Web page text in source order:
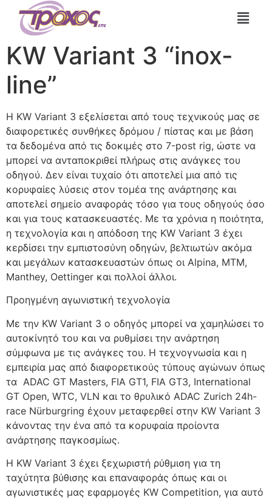
KW Variant 3 “inox-
line”
H KW Variant 3 εξελίσεται από τους τεχνικούς μας σε
διαφορετικές συνθήκες δρόμου / πίστας και με βάση
τα δεδομένα από τις δοκιμές στο 7-post rig, ώστε να
μπορεί να ανταποκριθεί πλήρως στις ανάγκες του
οδηγού. Δεν είναι τυχαίο ότι αποτελεί μια από τις
κορυφαίες λύσεις στον τομέα της ανάρτησης και
αποτελεί σημείο αναφοράς τόσο για τους οδηγούς όσο
και για τους κατασκευαστές. Με τα χρόνια η ποιότητα,
η τεχνολογία και η απόδοση της KW Variant 3 έχει
κερδίσει την εμπιστοσύνη οδηγών, βελτιωτών ακόμα
και μεγάλων κατασκευαστών όπως οι Alpina, MTM,
Manthey, Oettinger και πολλοί άλλοι.
Προηγμένη αγωνιστική τεχνολογία
Με την KW Variant 3 ο οδηγός μπορεί να χαμηλώσει το
αυτοκίνητό του και να ρυθμίσει την ανάρτηση
σύμφωνα με τις ανάγκες του. Η τεχνογνωσία και η
εμπειρία μας από διαφορετικούς τύπους αγώνων όπως
τα ADAC GT Masters, FIA GT1, FIA GT3, International
GT Open, WTC, VLN και το θρυλικό ADAC Zurich 24h-
race Nürburgring έχουν μεταφερθεί στην KW Variant 3
κάνοντας την ένα από τα κορυφαία προίοντα
ανάρτησης παγκοσμίως.
Η KW Variant 3 έχει ξεχωριστή ρύθμιση για τη
ταχύτητα βύθισης και επαναφοράς όπως και οι
αγωνιστικές μας εφαρμογές KW Competition, για αυτό